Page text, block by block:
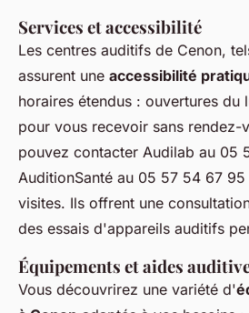
Services et accessibilité
Les centres auditifs de Cenon,
assurent une accessibilité
horaires étendus : ouvertures du
pour vous recevoir sans rendez-
pouvez contacter Audilab au 05
AuditionSanté au 05 57 54 67
visites. Ils offrent une
des essais d'appareils auditifs
Équipements et aides
Vous découvrirez une variété d'